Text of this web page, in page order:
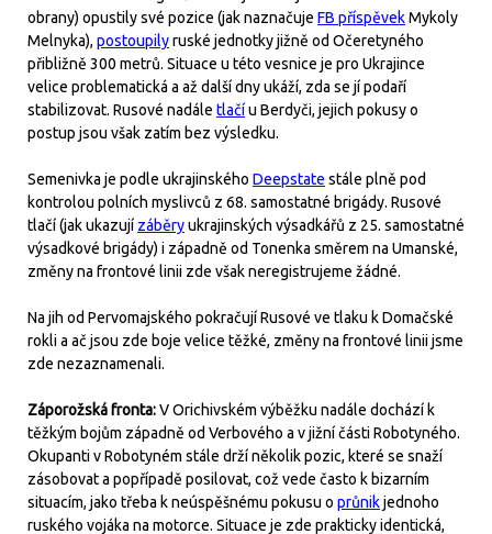
obrany) opustily své pozice (jak naznačuje FB příspěvekMykoly
Melnyka), postoupilyruské jednotky jižně od Očeretyného
přibližně 300 metrů. Situace u této vesnice je pro Ukrajince
velice problematická a až další dny ukáží, zda se jí podaří
stabilizovat. Rusové nadále tlačíu Berdyči, jejich pokusy o
postup jsou však zatím bez výsledku.
Semenivka je podle ukrajinského Deepstate stále plně pod
kontrolou polních myslivců z 68. samostatné brigády. Rusové
tlačí (jak ukazují záběryukrajinských výsadkářů z 25. samostatné
výsadkové brigády) i západně od Tonenka směrem na Umanské,
změny na frontové linii zde však neregistrujeme žádné.
Na jih od Pervomajského pokračují Rusové ve tlaku k Domačské
rokli a ač jsou zde boje velice těžké, změny na frontové linii jsme
zde nezaznamenali.
Záporožská fronta:V Orichivském výběžku nadále dochází k
těžkým bojům západně od Verbového a v jižní části Robotyného.
Okupanti v Robotyném stále drží několik pozic, které se snaží
zásobovat a popřípadě posilovat, což vede často k bizarním
situacím, jako třeba k neúspěšnému pokusu o průnikjednoho
ruského vojáka na motorce. Situace je zde prakticky identická,